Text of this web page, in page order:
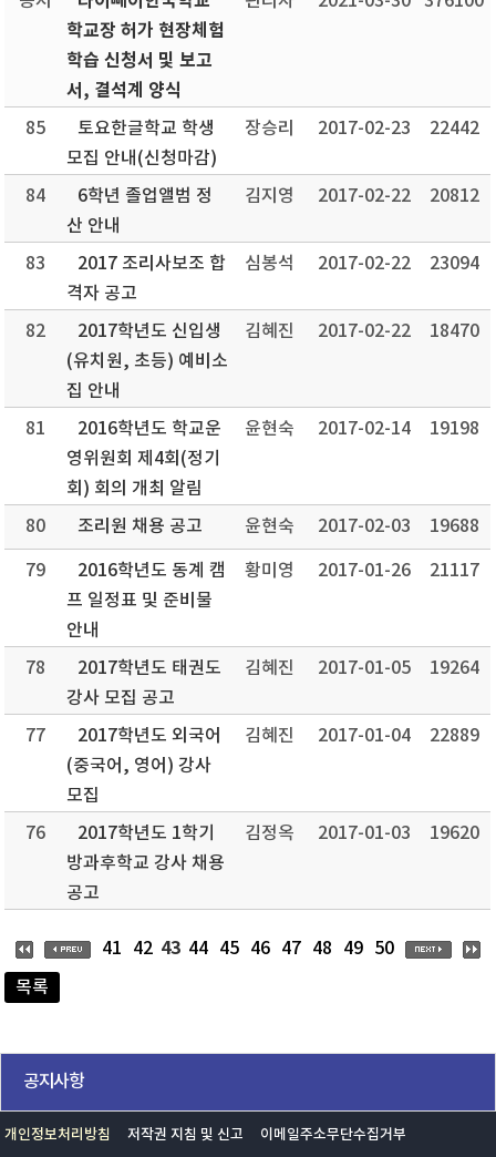
학교장 허가 현장체험
학습 신청서 및 보고
서, 결석계 양식
85
토요한글학교 학생
모집 안내(신청마감)
장승리 2017-02-23 22442
84
6학년 졸업앨범 정
산 안내
김지영 2017-02-22 20812
83
2017 조리사보조 합
격자 공고
심봉석 2017-02-22 23094
82
2017학년도 신입생
(유치원, 초등) 예비소
집 안내
김혜진 2017-02-22 18470
81
2016학년도 학교운
영위원회 제4회(정기
회) 회의 개최 알림
윤현숙 2017-02-14 19198
80 조리원 채용 공고 윤현숙 2017-02-03 19688
79
2016학년도 동계 캠
프 일정표 및 준비물
안내
황미영 2017-01-26 21117
78
2017학년도 태권도
강사 모집 공고
김혜진 2017-01-05 19264
77
2017학년도 외국어
(중국어, 영어) 강사
모집
김혜진 2017-01-04 22889
76
2017학년도 1학기
방과후학교 강사 채용
공고
김정옥 2017-01-03 19620
41 42 43 44 45 46 47 48 49
50
목록
공지사항
개인정보처리방침 저작권 지침 및 신고 이메일주소무단수집거부